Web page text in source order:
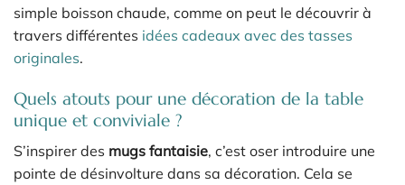
simple boisson chaude, comme on peut le découvrir à
travers différentes idées cadeaux avec des tasses
originales.
Quels atouts pour une décoration de la table
unique et conviviale ?
S’inspirer des mugs fantaisie, c’est oser introduire une
pointe de désinvolture dans sa décoration. Cela se